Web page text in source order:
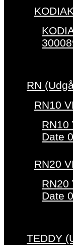
RN
RN10
RN10
Date
RN20
RN20
Date
TEDDY